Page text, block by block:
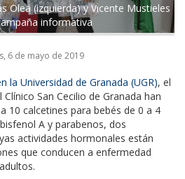
Olea (izquierda) y Vicente Mustieles
informativa
6 de mayo de 2019
la Universidad de Granada (UGR), el
San Cecilio de Granada han
10 calcetines para bebés de 0 a 4
A y parabenos, dos
actividades hormonales están
que conducen a enfermedad